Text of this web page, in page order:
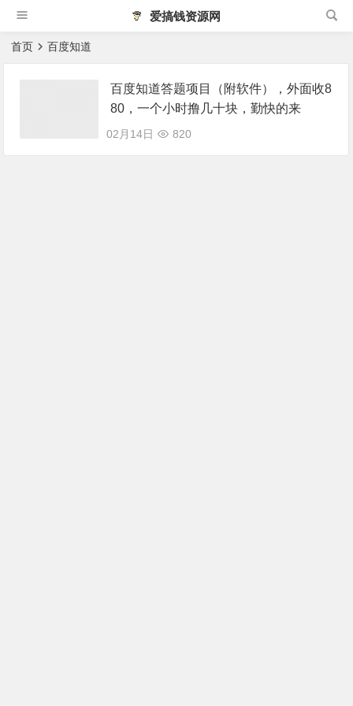
爱搞钱资源网
首页 百度知道
百度知道答‮项题‬目（附软件），外面收8
80‮一，‬个小时撸几十块，勤快‮来的
02月14日 820